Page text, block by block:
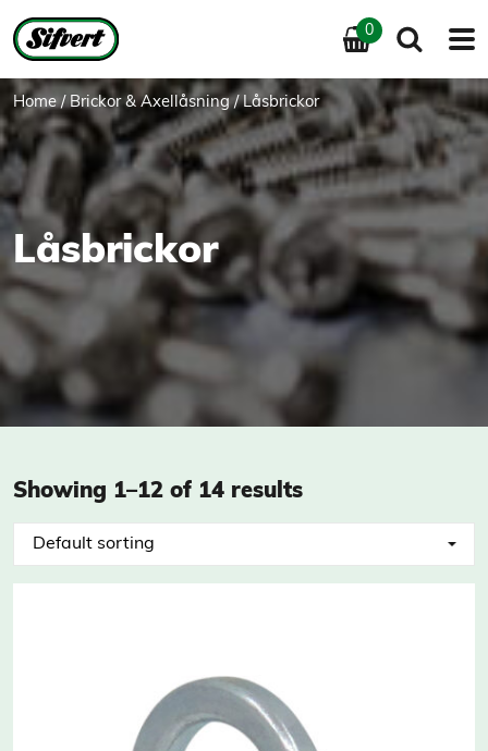
0
Home/Brickor & Axellåsning/ Låsbrickor
Låsbrickor
Showing 1–12 of 14 results